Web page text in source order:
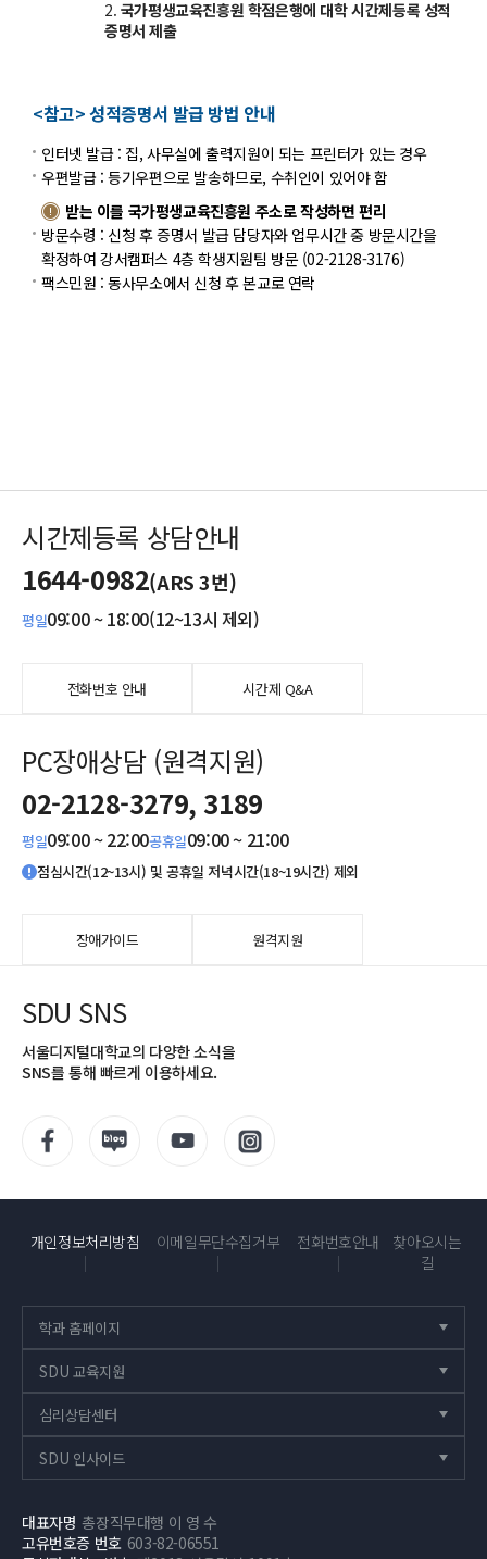
2. 국가평생교육진흥원 학점은행에 대학 시간제등록 성적
증명서 제출
<참고> 성적증명서 발급 방법 안내
인터넷 발급 : 집, 사무실에 출력지원이 되는 프린터가 있는 경우
우편발급 : 등기우편으로 발송하므로, 수취인이 있어야 함
받는 이를 국가평생교육진흥원 주소로 작성하면 편리
방문수령 : 신청 후 증명서 발급 담당자와 업무시간 중 방문시간을
확정하여 강서캠퍼스 4층 학생지원팀 방문 (02-2128-3176)
팩스민원 : 동사무소에서 신청 후 본교로 연락
시간제등록 상담안내
1644-0982(ARS 3번)
평일09:00 ~ 18:00(12~13시 제외)
전화번호 안내 시간제 Q&A
PC장애상담 (원격지원)
02-2128-3279, 3189
평일09:00 ~ 22:00공휴일09:00 ~ 21:00
점심시간(12~13시) 및 공휴일 저녁시간(18~19시간) 제외
장애가이드 원격지원
SDU SNS
서울디지털대학교의 다양한 소식을
SNS를 통해 빠르게 이용하세요.
개인정보처리방침 이메일무단수집거부 전화번호안내
찾아오시는
길
학과 홈페이지
힘
SDU 교육지원
힘
심리상담센터
힘
SDU 인사이드
대표자명 총장직무대행 이 영 수
고유번호증 번호 603-82-06551